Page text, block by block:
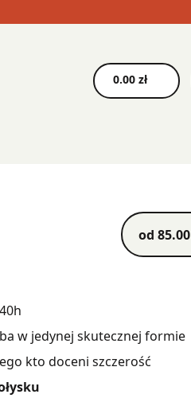
0.00 zł
od 85.00
w jedynej skutecznej formie
kto doceni szczerość